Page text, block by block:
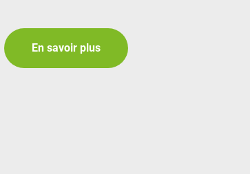
En savoir plus